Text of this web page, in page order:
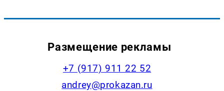
Размещение рекламы
+7 (917) 911 22 52
andrey@prokazan.ru